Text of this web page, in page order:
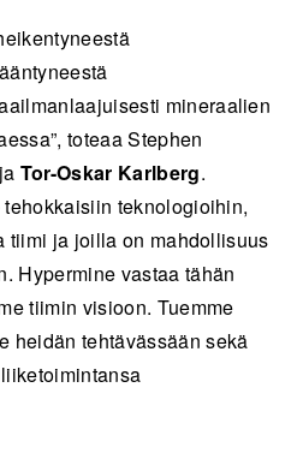
mineraalien
toteaa Stephen
Tor-Oskar Karlberg.
teknologioihin,
tiimi ja joilla on mahdollisuus
Hypermine vastaa tähän
tiimin visioon. Tuemme
heidän tehtävässään sekä